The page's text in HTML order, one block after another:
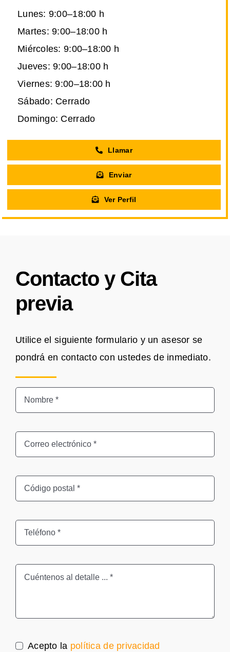
Lunes: 9:00–18:00 h
Martes: 9:00–18:00 h
Miércoles: 9:00–18:00 h
Jueves: 9:00–18:00 h
Viernes: 9:00–18:00 h
Sábado: Cerrado
Domingo: Cerrado
Llamar
Enviar
Ver Perfil
Contacto y Cita
previa
Utilice el siguiente formulario y un asesor se
pondrá en contacto con ustedes de inmediato.
Acepto la política de privacidad